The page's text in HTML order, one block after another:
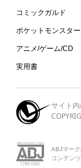
コミックガルド
ポケットモンスター
アニメ/ゲーム/CD
実用書
サイト
ABJマー
コンテン